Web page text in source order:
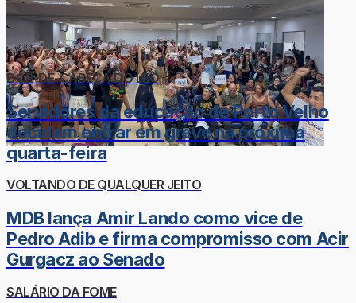
DOR-DE-CABEÇA DO LÉO
Servidores da educação de Porto Velho
decidem entrar em greve na próxima
quarta-feira
VOLTANDO DE QUALQUER JEITO
MDB lança Amir Lando como vice de
Pedro Adib e firma compromisso com Acir
Gurgacz ao Senado
SALÁRIO DA FOME